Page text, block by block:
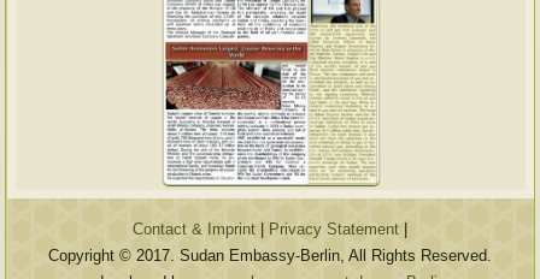
Contact & Imprint Privacy Statement
Copyright © 2017. Sudan Embassy-Berlin, All Rights Reserved.